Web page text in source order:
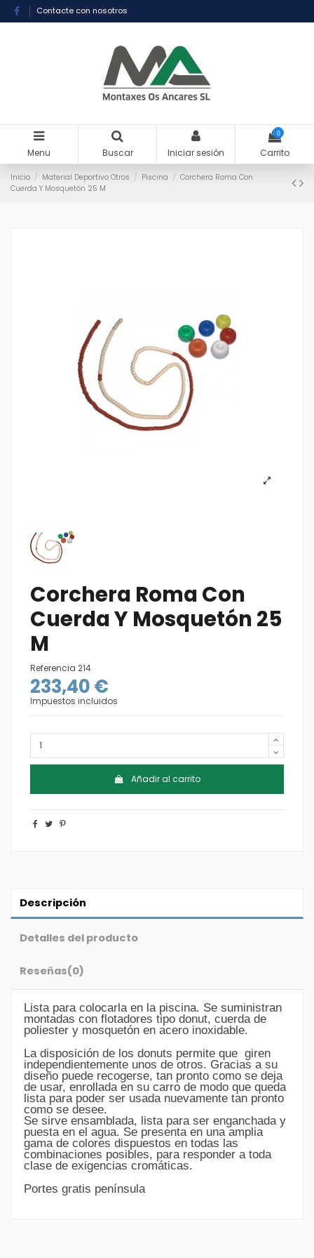
Contacte con nosotros
Menu Buscar Iniciar sesión
0
Carrito
Inicio Material Deportivo Otros Piscina
Corchera Roma Con
Cuerda Y Mosquetón 25 M
Corchera Roma Con
Cuerda Y Mosquetón 25
M
Referencia 214
233,40 €
Impuestos incluidos
Añadir al carrito
Descripción
Detalles del producto
Reseñas(0)
Lista para colocarla en la piscina. Se suministran
montadas con flotadores tipo donut, cuerda de
poliester y mosquetón en acero inoxidable.
La disposición de los donuts permite que giren
independientemente unos de otros. Gracias a su
diseño puede recogerse, tan pronto como se deja
de usar, enrollada en su carro de modo que queda
lista para poder ser usada nuevamente tan pronto
como se desee.
Se sirve ensamblada, lista para ser enganchada y
puesta en el agua. Se presenta en una amplia
gama de colores dispuestos en todas las
combinaciones posibles, para responder a toda
clase de exigencias cromáticas.
Portes gratis península